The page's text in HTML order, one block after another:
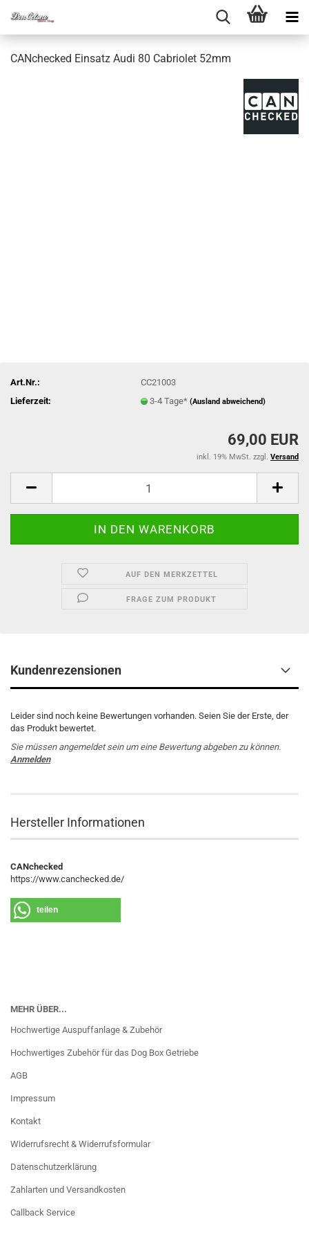
CAN­che­cked Ein­satz Audi 80 Ca­brio­let 52mm
Art.Nr.:
CC21003
Lieferzeit:
3-4 Tage*(Ausland abweichend)
69,00 EUR
inkl. 19% MwSt. zzgl. Versand
AUF DEN MERKZETTEL
FRAGE ZUM PRODUKT
Kundenrezensionen
Leider sind noch keine Bewertungen vorhanden. Seien Sie der Erste, der
das Produkt bewertet.
Sie müssen angemeldet sein um eine Bewertung abgeben zu können.
Anmelden
Hersteller Informationen
CANchecked
https://www.canchecked.de/
teilen
MEHR ÜBER...
Hochwertige Auspuffanlage & Zubehör
Hochwertiges Zubehör für das Dog Box Getriebe
AGB
Impressum
Kontakt
Widerrufsrecht & Widerrufsformular
Datenschutzerklärung
Zahlarten und Versandkosten
Callback Service